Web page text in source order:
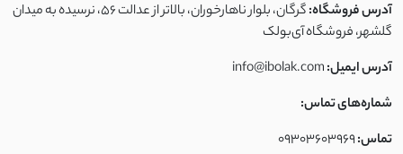
آدرس فروشگاه:
گرگان، بلوار ناهارخوران، بالاتر از عدالت ۵۶، نرسیده به میدان
گلشهر، فروشگاه آی‌بولک
آدرس ایمیل:info@ibolak.com
شماره‌های تماس:
تماس:09303603969